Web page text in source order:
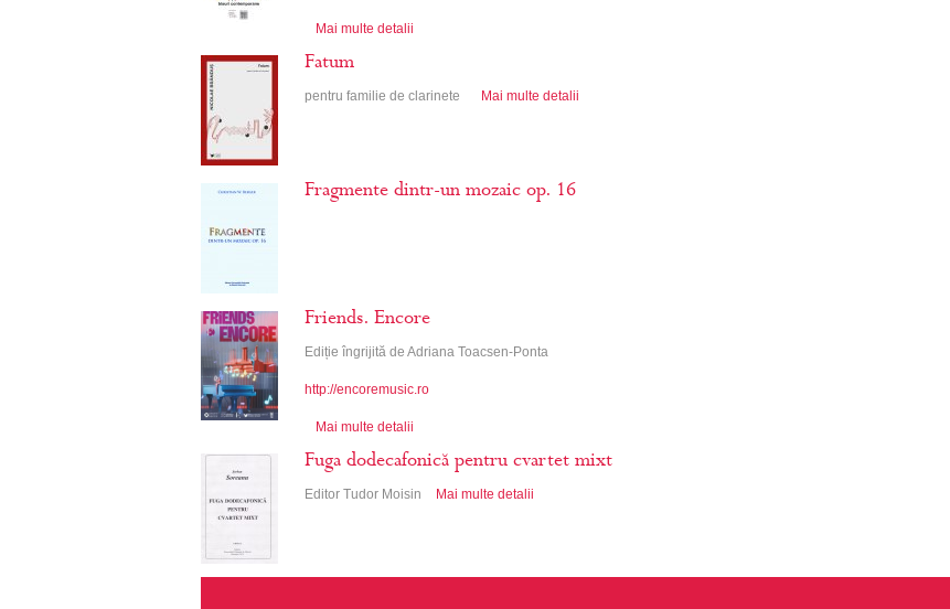
Mai multe detalii
Fatum
pentru familie de clarinete Mai multe detalii
Fragmente dintr-un mozaic op. 16
Friends. Encore
Ediție îngrijită de Adriana Toacsen-Ponta
http://encoremusic.ro
Mai multe detalii
Fuga dodecafonică pentru cvartet mixt
Editor Tudor Moisin Mai multe detalii